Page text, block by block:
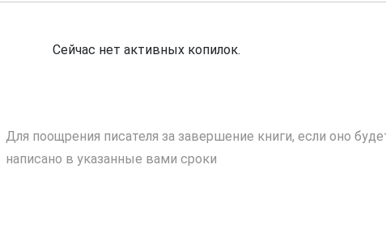
Сейчас нет активных копилок.
Для поощрения писателя за завершение книги, если оно
написано в указанные вами сроки